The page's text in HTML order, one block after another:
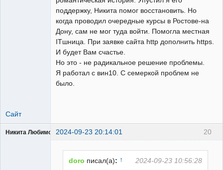
поддержку, Никита помог восстановить. Но
когда проводил очередные курсы в Ростове-на
Дону, сам не мог туда войти. Помогла местная
ITшница. При заявке сайта http дополнить https.
И будет Вам счастье.
Но это - не радикальное решение проблемы.
Я работал с вин10. С семеркой проблем не
было.
Сайт
20
Никита Любимов 2024-09-23 20:14:01
doro писал(а): ↑
2024-09-23 10:56:28